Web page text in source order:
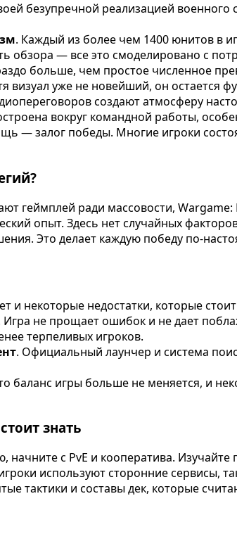
безупречной реализацией военного
. Каждый из более чем 1400 юнитов в
обзора — все это смоделировано с
больше, чем простое численное
визуал уже не новейший, он остается
создают атмосферу
вокруг командной работы,
— залог победы. Многие игроки
геймплей ради массовости,
опыт. Здесь нет случайных
Это делает каждую победу по-
и некоторые недостатки, которые
Игра не прощает ошибок и не дает
терпеливых игроков.
. Официальный лаунчер и система
баланс игры больше не меняется, и
знать
с PvE и кооператива.
используют сторонние сервисы,
тактики и составы дек, которые